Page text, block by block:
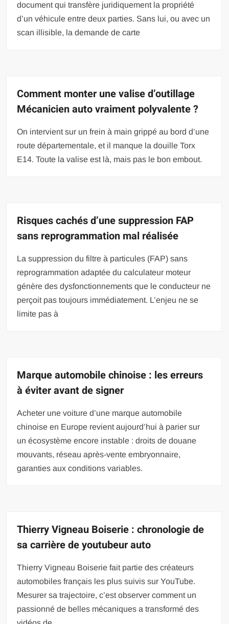
document qui transfère juridiquement la propriété
d’un véhicule entre deux parties. Sans lui, ou avec un
scan illisible, la demande de carte
Comment monter une valise d’outillage
Mécanicien auto vraiment polyvalente ?
On intervient sur un frein à main grippé au bord d’une
route départementale, et il manque la douille Torx
E14. Toute la valise est là, mais pas le bon embout.
Risques cachés d’une suppression FAP
sans reprogrammation mal réalisée
La suppression du filtre à particules (FAP) sans
reprogrammation adaptée du calculateur moteur
génère des dysfonctionnements que le conducteur ne
perçoit pas toujours immédiatement. L’enjeu ne se
limite pas à
Marque automobile chinoise : les erreurs
à éviter avant de signer
Acheter une voiture d’une marque automobile
chinoise en Europe revient aujourd’hui à parier sur
un écosystème encore instable : droits de douane
mouvants, réseau après-vente embryonnaire,
garanties aux conditions variables.
Thierry Vigneau Boiserie : chronologie de
sa carrière de youtubeur auto
Thierry Vigneau Boiserie fait partie des créateurs
automobiles français les plus suivis sur YouTube.
Mesurer sa trajectoire, c’est observer comment un
passionné de belles mécaniques a transformé des